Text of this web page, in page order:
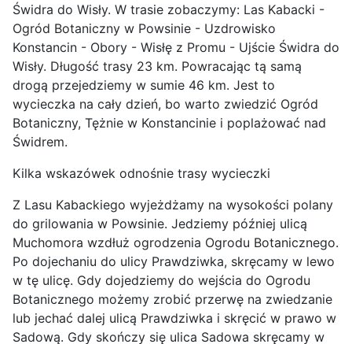
Świdra do Wisły. W trasie zobaczymy: Las Kabacki -
Ogród Botaniczny w Powsinie - Uzdrowisko
Konstancin - Obory - Wisłę z Promu - Ujście Świdra do
Wisły. Długość trasy 23 km. Powracając tą samą
drogą przejedziemy w sumie 46 km. Jest to
wycieczka na cały dzień, bo warto zwiedzić Ogród
Botaniczny, Tężnie w Konstancinie i poplażować nad
Świdrem.
Kilka wskazówek odnośnie trasy wycieczki
Z Lasu Kabackiego wyjeżdżamy na wysokości polany
do grilowania w Powsinie. Jedziemy później ulicą
Muchomora wzdłuż ogrodzenia Ogrodu Botanicznego.
Po dojechaniu do ulicy Prawdziwka, skręcamy w lewo
w tę ulicę. Gdy dojedziemy do wejścia do Ogrodu
Botanicznego możemy zrobić przerwę na zwiedzanie
lub jechać dalej ulicą Prawdziwka i skręcić w prawo w
Sadową. Gdy skończy się ulica Sadowa skręcamy w